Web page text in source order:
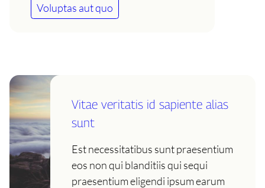
Voluptas aut quo
Vitae veritatis id sapiente alias
sunt
Est necessitatibus sunt praesentium
eos non qui blanditiis qui sequi
praesentium eligendi ipsum earum